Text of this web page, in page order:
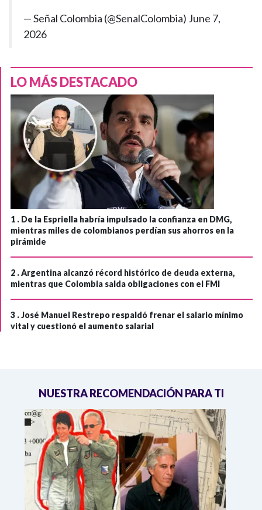
— Señal Colombia (@SenalColombia) June 7,
2026
LO MÁS DESTACADO
1 . De la Espriella habría impulsado la confianza en DMG,
mientras miles de colombianos perdían sus ahorros en la
pirámide
2 .Argentina alcanzó récord histórico de deuda externa,
mientras que Colombia salda obligaciones con el FMI
3 .José Manuel Restrepo respaldó frenar el salario mínimo
vital y cuestionó el aumento salarial
NUESTRA RECOMENDACIÓN PARA TI